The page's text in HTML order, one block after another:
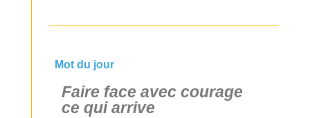
Mot du jour
Faire face avec courage
ce qui arrive